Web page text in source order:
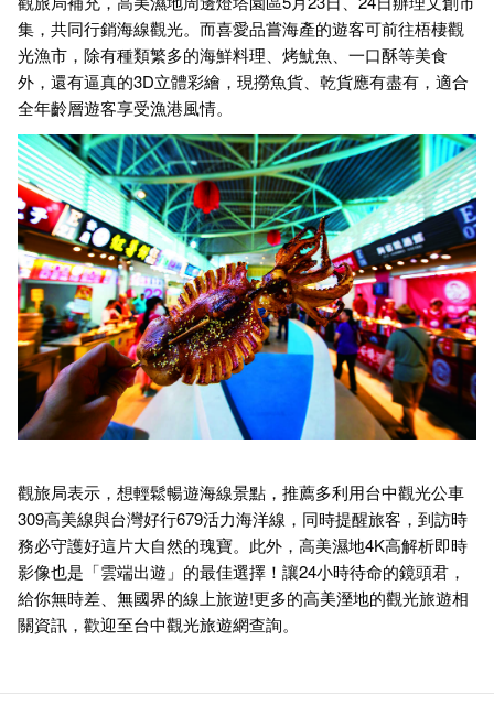
集，共同行銷海線觀光。而喜愛品嘗海產的遊客可前往梧棲觀
光漁市，除有種類繁多的海鮮料理、烤魷魚、一口酥等美食
外，還有逼真的3D立體彩繪，現撈魚貨、乾貨應有盡有，適合
全年齡層遊客享受漁港風情。
觀旅局表示，想輕鬆暢遊海線景點，推薦多利用台中觀光公車
309高美線與台灣好行679活力海洋線，同時提醒旅客，到訪時
務必守護好這片大自然的瑰寶。此外，高美濕地4K高解析即時
影像也是「雲端出遊」的最佳選擇！讓24小時待命的鏡頭君，
給你無時差、無國界的線上旅遊!更多的高美溼地的觀光旅遊相
關資訊，歡迎至台中觀光旅遊網查詢。